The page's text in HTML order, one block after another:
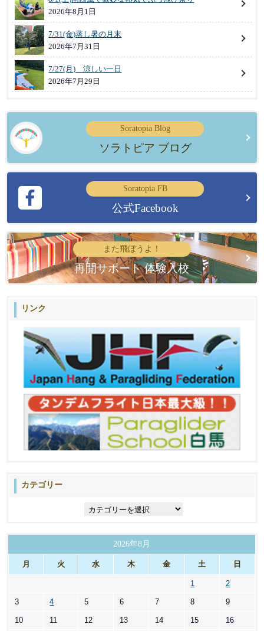
2026年8月1日
7/31(金)蒸し暑の月末
2026年7月31日
7/27(月) 涼しい一日
2026年7月29日
Soratopia Blog
ソラトピア ブログ
Soratopia FB
公式Facebook
また飛ぼうよ！
再開サポート 体験入校
リンク
カテゴリー
ー
2026年8月
月 火 水 木 金 土 日
1 2
3 4 5 6 7 8 9
10 11 12 13 14 15 16